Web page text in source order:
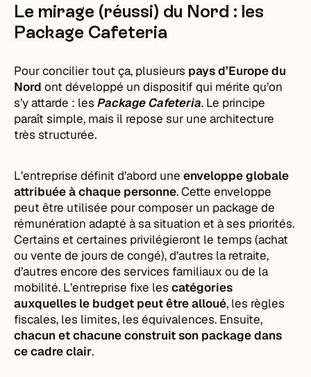
Le mirage (réussi) du Nord : les
Package Cafeteria
Pour concilier tout ça, plusieurs pays d’Europe du
Nord ont développé un dispositif qui mérite qu’on
s’y attarde : lesPackage Cafeteria. Le principe
paraît simple, mais il repose sur une architecture
très structurée.
L’entreprise définit d’abord uneenveloppe globale
attribuée à chaque personne. Cette enveloppe
peut être utilisée pour composer un package de
rémunération adapté à sa situation et à ses priorités.
Certains et certaines privilégieront le temps (achat
ou vente de jours de congé), d’autres la retraite,
d’autres encore des services familiaux ou de la
mobilité. L’entreprise fixe lescatégories
auxquelles le budget peut être alloué, les règles
fiscales, les limites, les équivalences. Ensuite,
chacun et chacune construit son package dans
ce cadre clair.